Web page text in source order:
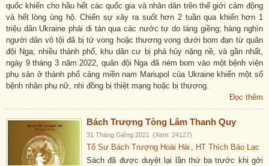
quốc khiến cho hầu hết các quốc gia và nhân dân trên thế giới cảm động
và hết lòng ủng hộ. Chiến sự xảy ra suốt hơn 2 tuần qua khiến hơn 1
triệu dân Ukraine phải di tản qua các nước tự do láng giềng; hàng nghìn
người dân vô tội đã bị tử vong hoặc thương vong dưới bom đạn từ quân
đội Nga; nhiều thành phố, khu dân cư bị phá hủy nặng nề, và gần nhất,
ngày 9 tháng 3 năm 2022, quân đội Nga đã ném bom vào một bệnh viện
phụ sản ở thành phố cảng miền nam Mariupol của Ukraine khiến một số
bệnh nhân phụ nữ, nhi đồng bị thiệt mạng hoặc bị thương.
Đọc thêm
Bách Trượng Tòng Lâm Thanh Quy
31 Tháng Giêng 2021 (Xem: 24127)
Tổ Sư Bách Trượng Hoài Hải , HT Thích Bảo Lạc
Sách đã được duyệt lại lần thứ ba trước khi gởi